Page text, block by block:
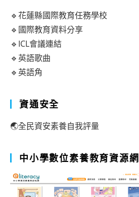
🔹花蓮縣國際教育任務學校
🔹國際教育資料分享
🔹ICL會議連結
🔹英語歌曲
🔹英語角
資通安全
🌏全民資安素養自我評量
中小學數位素養教育資源網